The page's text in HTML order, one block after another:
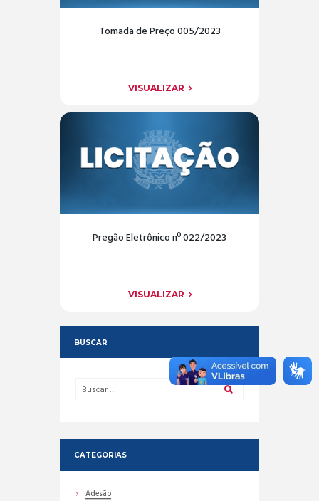
Tomada de Preço 005/2023
VISUALIZAR
Pregão Eletrônico nº 022/2023
VISUALIZAR
BUSCAR
CATEGORIAS
Adesão